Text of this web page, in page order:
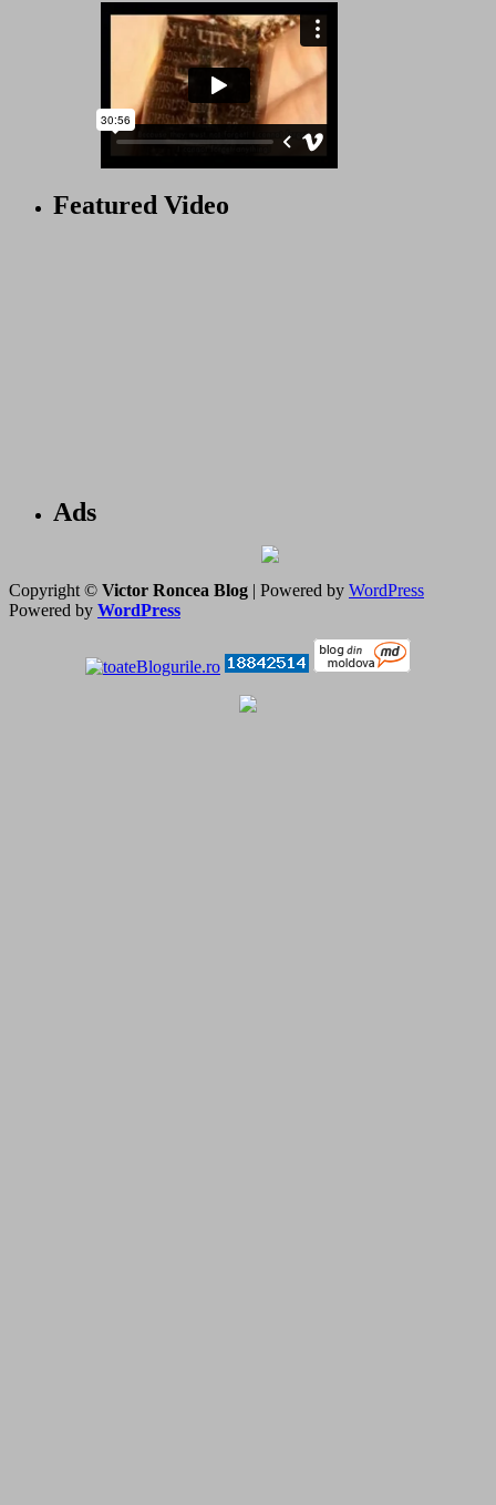
Featured Video
Ads
Copyright © Victor Roncea Blog | Powered by WordPress
Powered by WordPress